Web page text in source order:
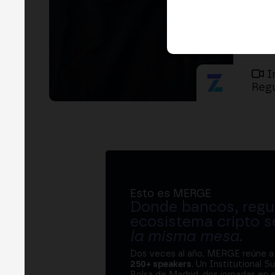
Esto es MERGE
Donde bancos,
ecosistema cripto
la misma mesa.
Dos veces al año, MERGE reúne
250+ speakers. Un Institutional